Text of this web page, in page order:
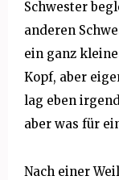
Schwester
anderen
ein ganz
Kopf, aber
lag eben
aber was für
Nach einer